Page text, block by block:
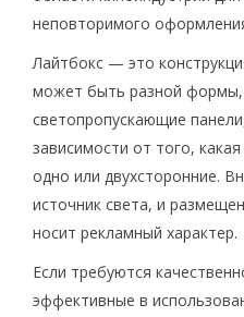
неповторимого
Лайтбокс — это
может быть разной формы,
светопропускающие
зависимости от того,
одно или двухсторонние.
источник света, и
носит рекламный характер.
Если требуются
эффективные в